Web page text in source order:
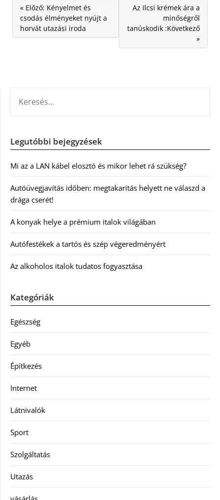
« Előző: Kényelmet és
csodás élményeket nyújt a
horvát utazási iroda
Az Ilcsi krémek ára a
minőségről
tanúskodik :Következő
»
Legutóbbi bejegyzések
Mi az a LAN kábel elosztó és mikor lehet rá szükség?
Autóüvegjavítás időben: megtakarítás helyett ne válaszd a
drága cserét!
A konyak helye a prémium italok világában
Autófestékek a tartós és szép végeredményért
Az alkoholos italok tudatos fogyasztása
Kategóriák
Egészség
Egyéb
Építkezés
Internet
Látnivalók
Sport
Szolgáltatás
Utazás